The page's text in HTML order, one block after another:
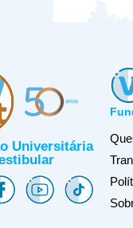
Universitária